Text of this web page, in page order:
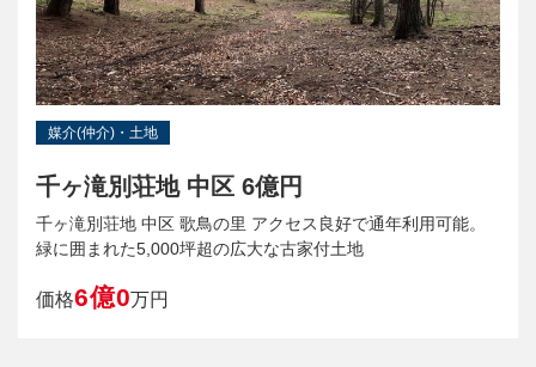
媒介(仲介)・土地
千ヶ滝別荘地 中区 6億円
千ヶ滝別荘地 中区 歌鳥の里 アクセス良好で通年利用可能。
緑に囲まれた5,000坪超の広大な古家付土地
価格6億0万円